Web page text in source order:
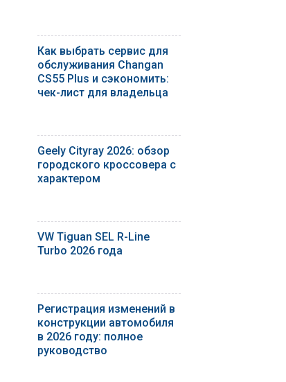
Как выбрать сервис для
обслуживания Changan
CS55 Plus и сэкономить:
чек-лист для владельца
Geely Cityray 2026: обзор
городского кроссовера с
характером
VW Tiguan SEL R-Line
Turbo 2026 года
Регистрация изменений в
конструкции автомобиля
в 2026 году: полное
руководство